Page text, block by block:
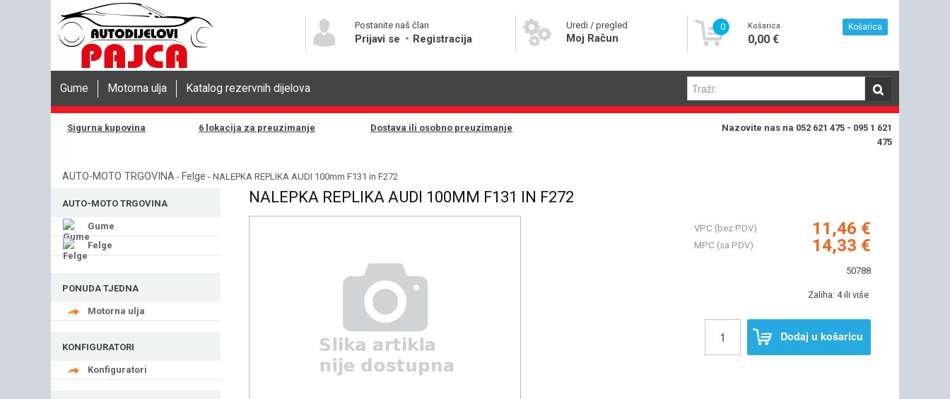
Postanite naš član
Prijavi se Registracija
Uredi / pregled
Moj Račun
0 Košarica
0,00 €
Košarica
Gume Motorna ulja Katalog rezervnih dijelova
Sigurna kupovina 6 lokacija za preuzimanje Dostava ili osobno preuzimanje
Nazovite nas na 052 621 475 - 095 1 621
475
AUTO-MOTO TRGOVINA - Felge - NALEPKA REPLIKA AUDI 100mm F131 in F272
AUTO-MOTO TRGOVINA
Gume
Felge
PONUDA TJEDNA
Motorna ulja
KONFIGURATORI
Konfiguratori
NALEPKA REPLIKA AUDI 100MM F131 IN F272
VPC (bez PDV) 11,46 €
MPC (sa PDV) 14,33 €
50788
Zaliha: 4 ili više
Dodaj u košaricu